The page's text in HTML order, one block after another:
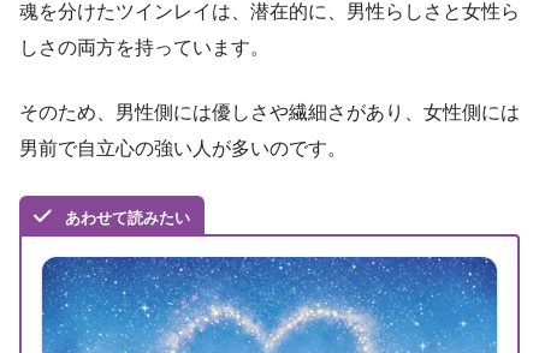
魂を分けたツインレイは、潜在的に、男性らしさと女性ら
しさの両方を持っています。
そのため、男性側には優しさや繊細さがあり、女性側には
男前で自立心の強い人が多いのです。
あわせて読みたい